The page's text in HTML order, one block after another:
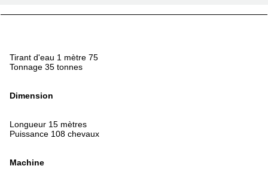
Tirant d'eau 1 mètre 75
Tonnage 35 tonnes
Dimension
Longueur 15 mètres
Puissance 108 chevaux
Machine